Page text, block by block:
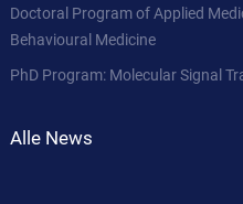
Doctoral Program of Applied
Behavioural Medicine
PhD Program: Molecular Signal
Alle News